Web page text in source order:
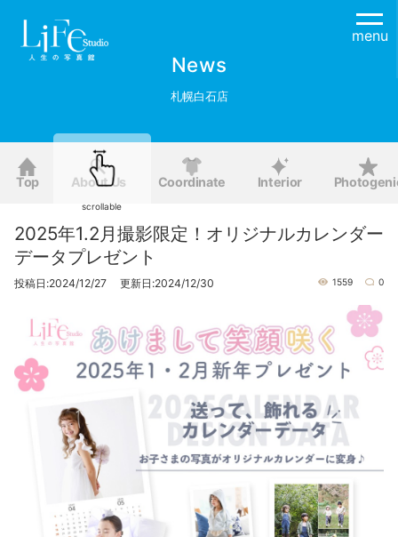
menu
News
札幌白石店
Top About Us Coordinate Interior
2025年1.2月撮影限定！オリジナルカレンダー
データプレゼント
投稿日:2024/12/27 更新日:2024/12/30 1559 0